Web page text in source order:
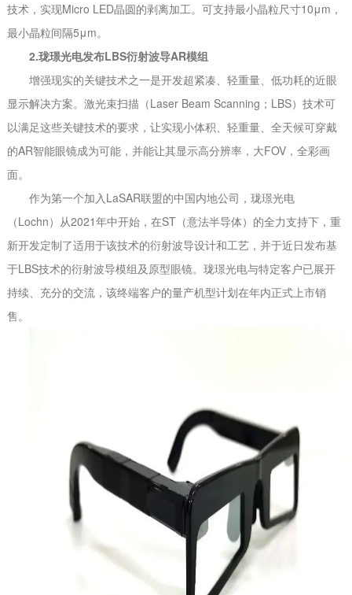
技术，实现Micro LED晶圆的剥离加工。可支持最小晶粒尺寸10μm，
最小晶粒间隔5μm。
2.珑璟光电发布LBS衍射波导AR模组
增强现实的关键技术之一是开发超紧凑、轻重量、低功耗的近眼
显示解决方案。激光束扫描（Laser Beam Scanning；LBS）技术可
以满足这些关键技术的要求，让实现小体积、轻重量、全天候可穿戴
的AR智能眼镜成为可能，并能让其显示高分辨率，大FOV，全彩画
面。
作为第一个加入LaSAR联盟的中国内地公司，珑璟光电
（Lochn）从2021年中开始，在ST（意法半导体）的全力支持下，重
新开发定制了适用于该技术的衍射波导设计和工艺，并于近日发布基
于LBS技术的衍射波导模组及原型眼镜。珑璟光电与特定客户已展开
持续、充分的交流，该终端客户的量产机型计划在年内正式上市销
售。